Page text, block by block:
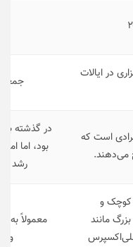
در ایالات
جمعه
است که
می‌دهند.
در گذشته
بود، اما
رشد
کوچک و
مانند
معمولاً به